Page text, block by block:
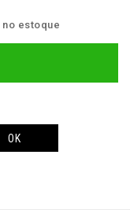
no estoque